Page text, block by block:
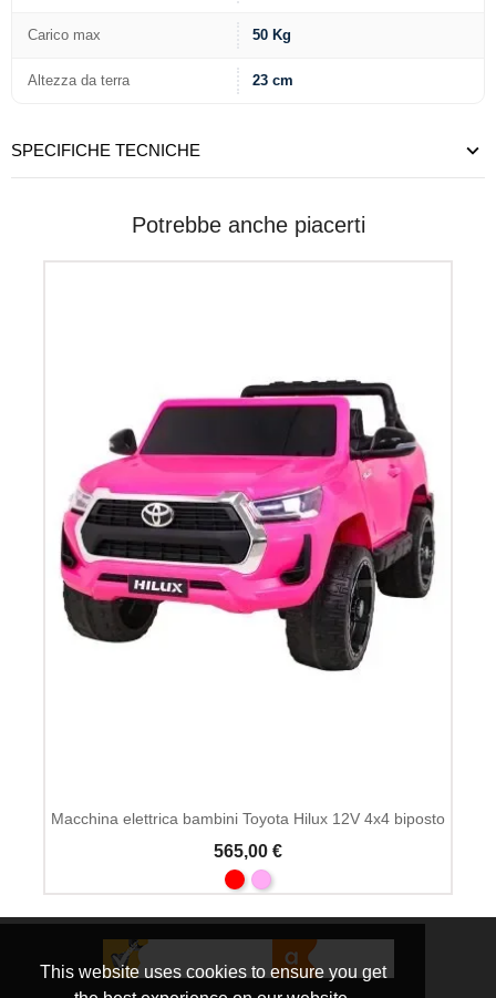
This website uses cookies to ensure you get
Carico max 50 Kg
Altezza da terra 23 cm
SPECIFICHE TECNICHE
Potrebbe anche piacerti
Macchina elettrica bambini Toyota Hilux 12V 4x4 biposto
565,00 €